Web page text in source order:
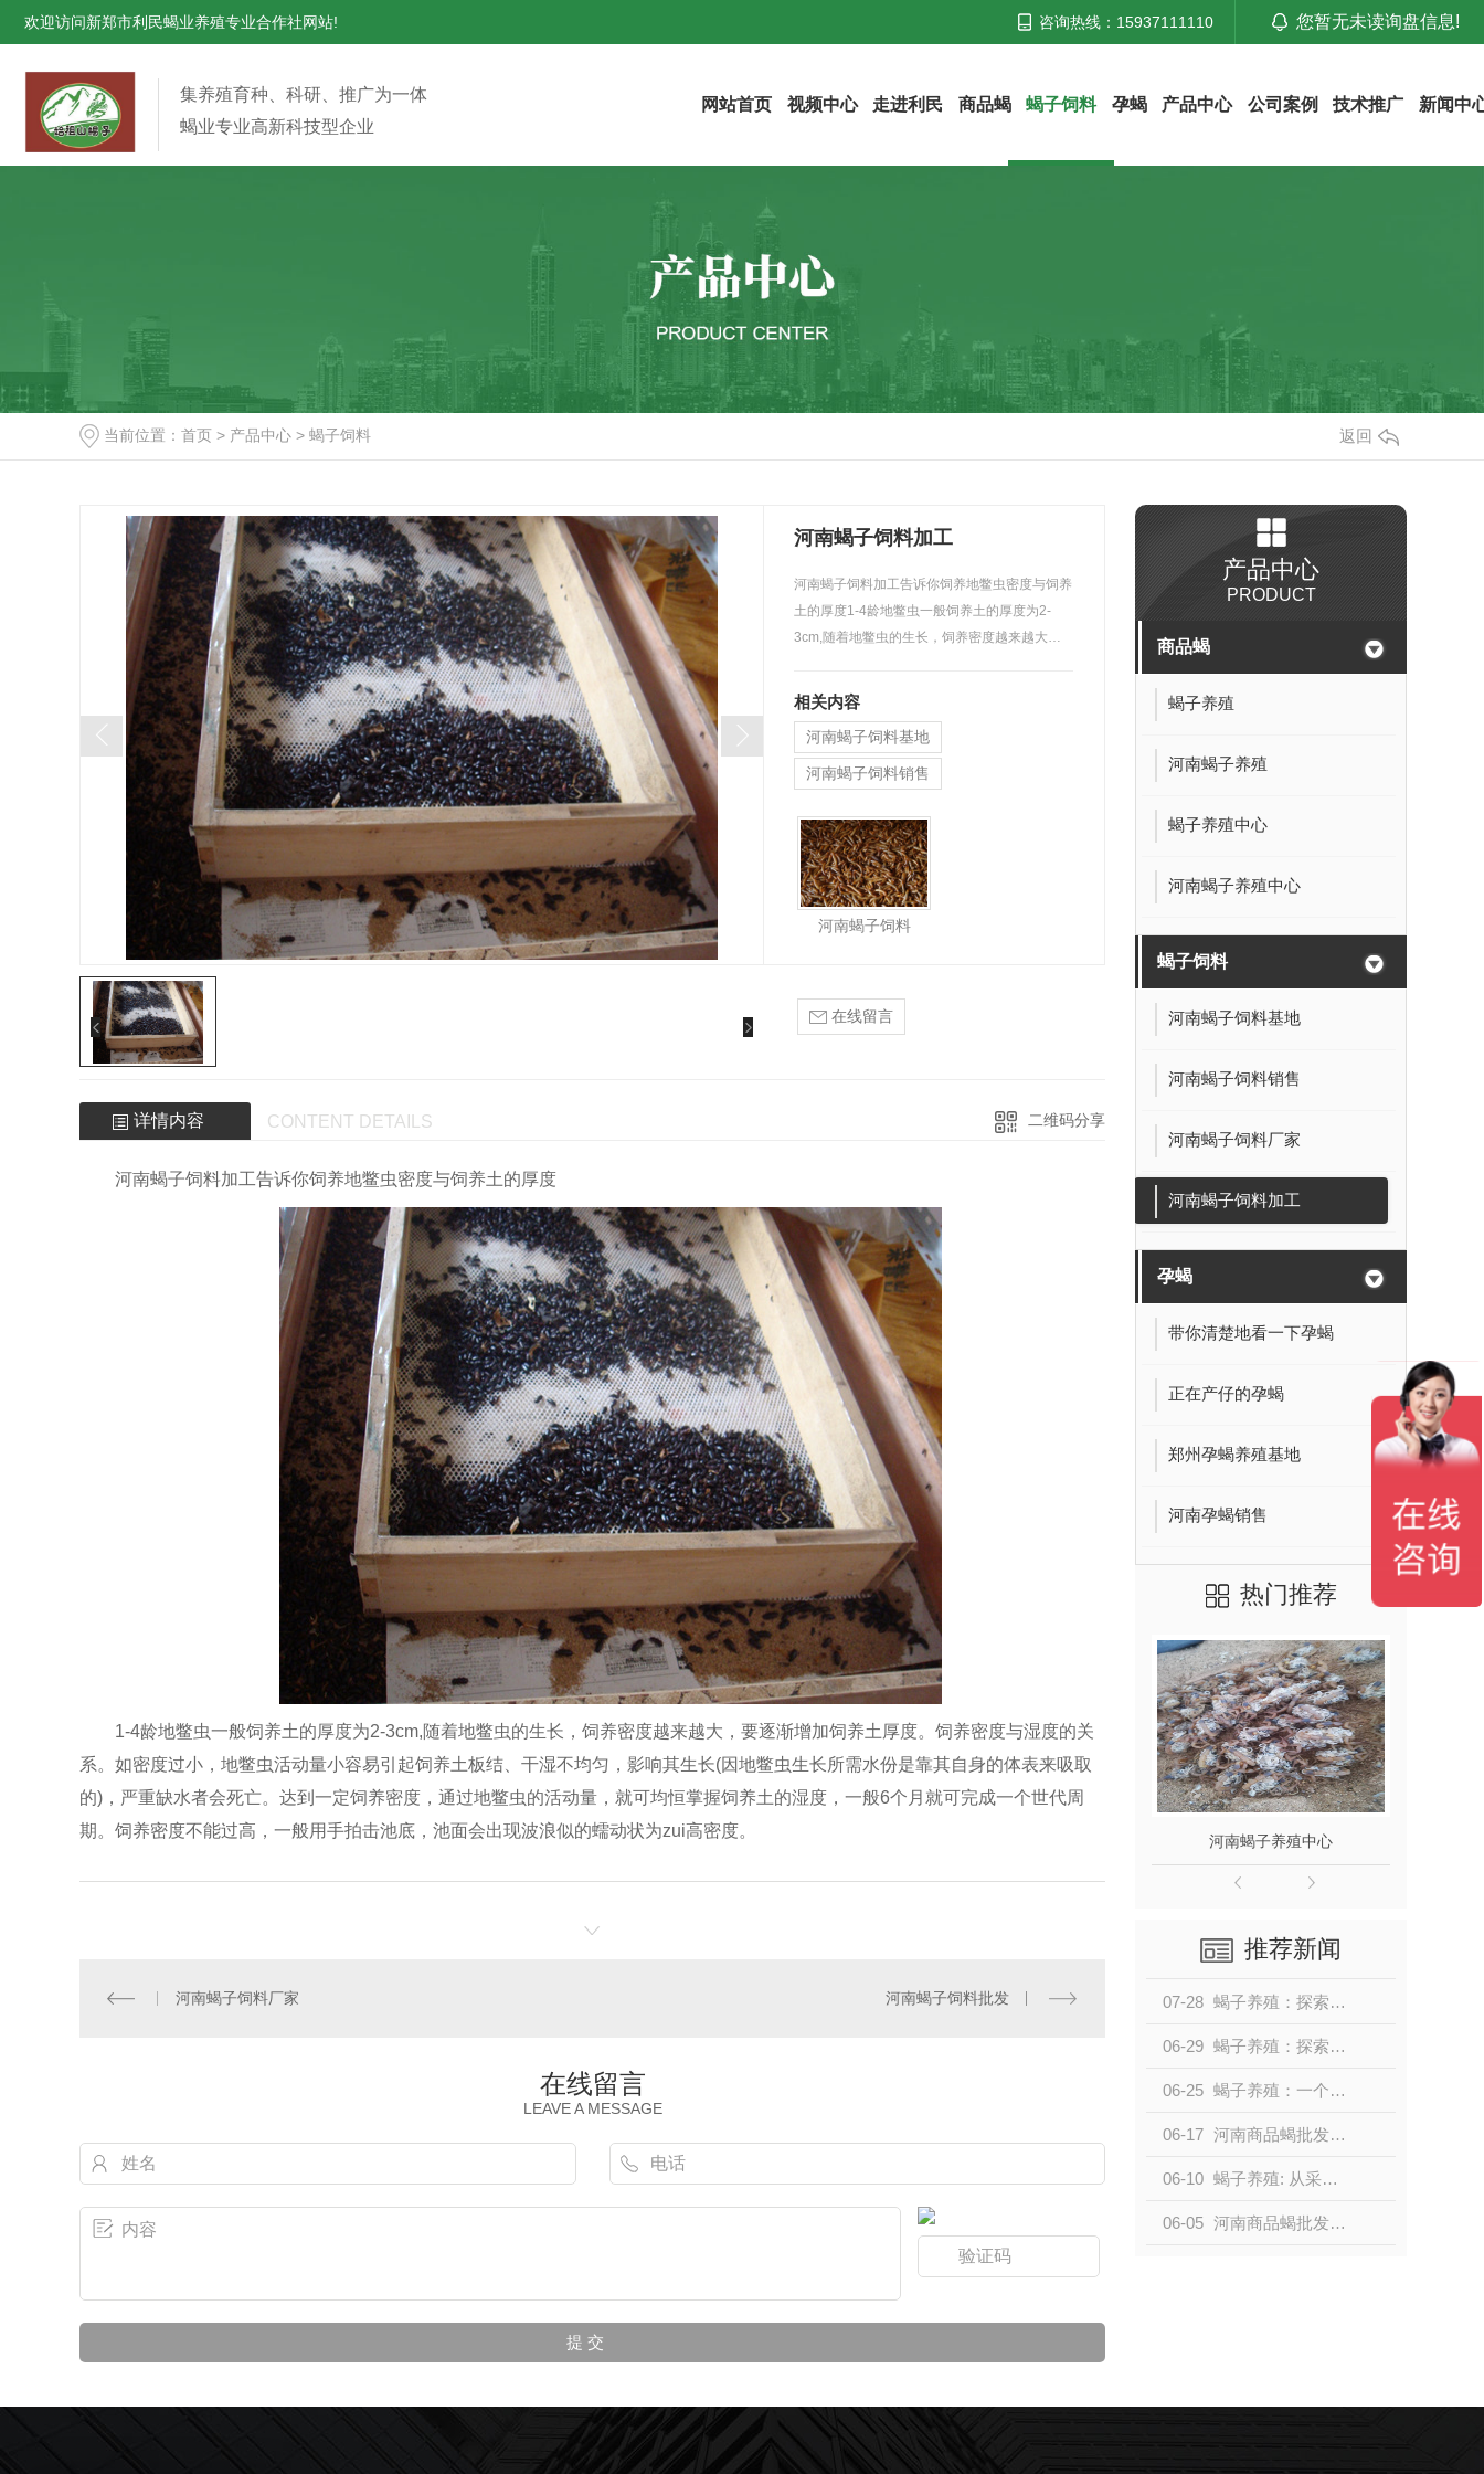
欢迎访问新郑市利民蝎业养殖专业合作社网站! 咨询热线：15937111110 您暂无未读询盘信息!
集养殖育种、科研、推广为一体
蝎业专业高新科技型企业
网站首页 视频中心 走进利民 商品蝎 蝎子饲料 孕蝎 产品中心 公司案例 技术推广 新闻中
当前位置： 首页 > 产品中心 > 蝎子饲料 返回
河南蝎子饲料加工
河南蝎子饲料加工告诉你饲养地鳖虫密度与饲养
土的厚度1-4龄地鳖虫一般饲养土的厚度为2-
3cm,随着地鳖虫的生长，饲养密度越来越大，
相关内容
河南蝎子饲料基地
河南蝎子饲料销售
河南蝎子饲料
在线留言
详情内容 CONTENT DETAILS 二维码分享
河南蝎子饲料加工告诉你饲养地鳖虫密度与饲养土的厚度
1-4龄地鳖虫一般饲养土的厚度为2-3cm,随着地鳖虫的生长，饲养密度越来越大，要逐渐增加饲养土厚度。饲养密度与湿度的关
系。如密度过小，地鳖虫活动量小容易引起饲养土板结、干湿不均匀，影响其生长(因地鳖虫生长所需水份是靠其自身的体表来吸取
的)，严重缺水者会死亡。达到一定饲养密度，通过地鳖虫的活动量，就可均恒掌握饲养土的湿度，一般6个月就可完成一个世代周
期。饲养密度不能过高，一般用手拍击池底，池面会出现波浪似的蠕动状为zui高密度。
河南蝎子饲料厂家 河南蝎子饲料批发
在线留言
LEAVE A MESSAGE
产品中心
PRODUCT
商品蝎
蝎子养殖
河南蝎子养殖
蝎子养殖中心
河南蝎子养殖中心
蝎子饲料
河南蝎子饲料基地
河南蝎子饲料销售
河南蝎子饲料厂家
河南蝎子饲料加工
孕蝎
带你清楚地看一下孕蝎
正在产仔的孕蝎
郑州孕蝎养殖基地
河南孕蝎销售
热门推荐
蝎子养殖 河南蝎子养殖 河南蝎子养殖中心
推荐新闻
07-28 蝎子养殖：探索小型生物产业的新机遇
06-29 蝎子养殖：探索新领域的独特农业产业
06-25 蝎子养殖：一个新兴的农业领域
06-17 河南商品蝎批发，品质保证，价格实惠！
06-10 蝎子养殖: 从采集到市场
06-05 河南商品蝎批发价格优惠，畅销全国！